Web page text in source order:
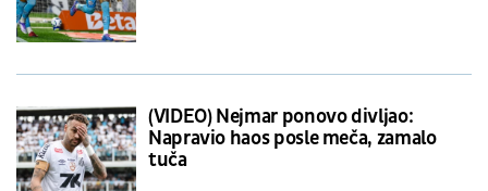
(VIDEO) Nejmar ponovo divljao:
Napravio haos posle meča, zamalo
tuča